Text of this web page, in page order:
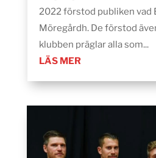
2022 förstod publiken vad
Möregårdh. De förstod
klubben präglar alla som...
LÄS MER